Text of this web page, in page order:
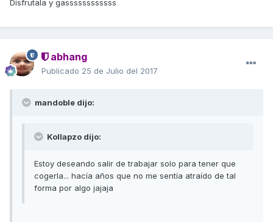
Disfrutala y gassssssssssss
abhang
Publicado 25 de Julio del 2017
mandoble dijo:
Kollapzo dijo:
Estoy deseando salir de trabajar solo para tener que
cogerla... hacía años que no me sentía atraído de tal
forma por algo jajaja